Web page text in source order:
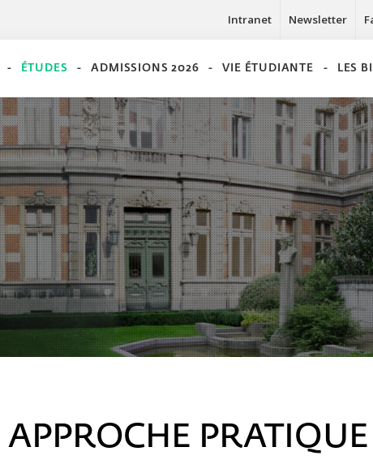
Intranet Newsletter
ÉTUDES ADMISSIONS 2026 VIE ÉTUDIANTE LES
APPROCHE